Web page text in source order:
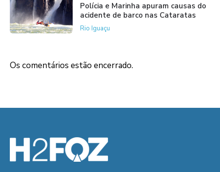
Polícia e Marinha apuram causas do
acidente de barco nas Cataratas
Rio Iguaçu
Os comentários estão encerrado.